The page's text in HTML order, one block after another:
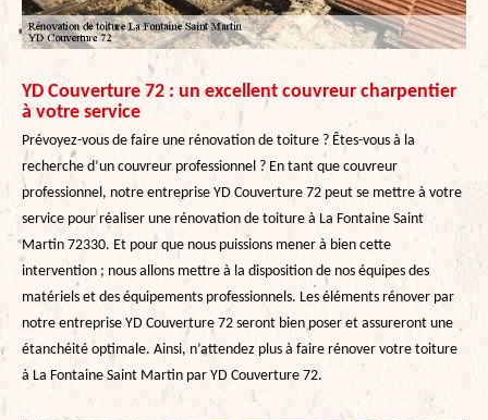
YD Couverture 72 : un excellent couvreur charpentier
à votre service
Prévoyez-vous de faire une rénovation de toiture ? Êtes-vous à la
recherche d’un couvreur professionnel ? En tant que couvreur
professionnel, notre entreprise YD Couverture 72 peut se mettre à votre
service pour réaliser une rénovation de toiture à La Fontaine Saint
Martin 72330. Et pour que nous puissions mener à bien cette
intervention ; nous allons mettre à la disposition de nos équipes des
matériels et des équipements professionnels. Les éléments rénover par
notre entreprise YD Couverture 72 seront bien poser et assureront une
étanchéité optimale. Ainsi, n’attendez plus à faire rénover votre toiture
à La Fontaine Saint Martin par YD Couverture 72.